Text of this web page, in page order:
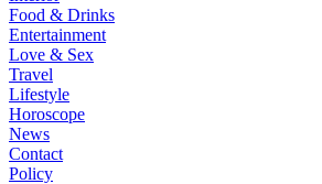
Food & Drinks
Entertainment
Love & Sex
Travel
Lifestyle
Horoscope
News
Contact
Policy